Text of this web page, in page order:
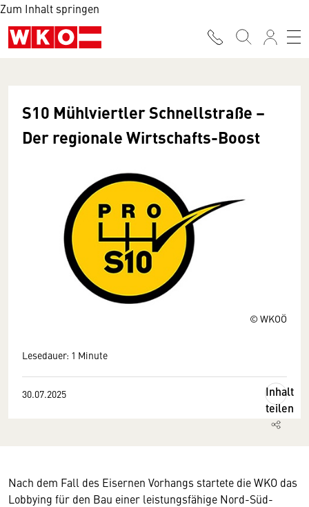
Zum Inhalt springen
© WKOÖ
S10 Mühlviertler Schnellstraße –
Der regionale Wirtschafts-Boost
Lesedauer: 1 Minute
30.07.2025
Inhalt
teilen
Nach dem Fall des Eisernen Vorhangs startete die WKO das
Lobbying für den Bau einer leistungsfähige Nord-Süd-